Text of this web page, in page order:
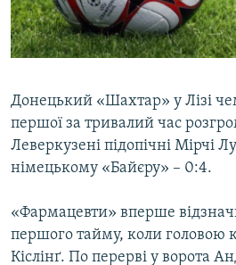
ВІДЕОУРОКИ «ELIFBE»
СВІДЧЕННЯ ОКУПАЦІЇ
Русский
Qırımtatar
ДОЛУЧАЙСЯ!
Донецький «Шахтар» у Лізі
першої за тривалий час
Леверкузені підопічні Мірчі
німецькому «Байєру» – 0:4.
«Фармацевти» вперше
першого тайму, коли головою
Кіслінґ. По перерві у ворота